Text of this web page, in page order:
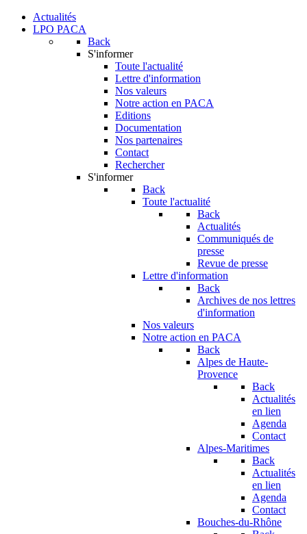
Actualités
LPO PACA
Back
S'informer
Toute l'actualité
Lettre d'information
Nos valeurs
Notre action en PACA
Editions
Documentation
Nos partenaires
Contact
Rechercher
S'informer
Back
Toute l'actualité
Back
Actualités
Communiqués de
presse
Revue de presse
Lettre d'information
Back
Archives de nos lettres
d'information
Nos valeurs
Notre action en PACA
Back
Alpes de Haute-
Provence
Back
Actualités
en lien
Agenda
Contact
Alpes-Maritimes
Back
Actualités
en lien
Agenda
Contact
Bouches-du-Rhône